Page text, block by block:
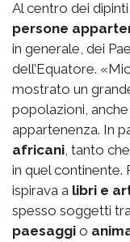
Al centro dei
persone
in generale, dei
dell’Equatore.
mostrato un
popolazioni,
appartenenza. In
africani , tanto
in quel continente.
ispirava a libri e
spesso soggetti
paesaggi o